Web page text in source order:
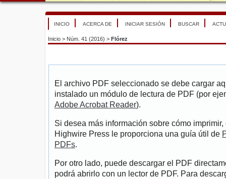
INICIO ACERCA DE INICIAR SESIÓN BUSCAR
Inicio > Núm. 41 (2016) > Flórez
El archivo PDF seleccionado se debe cargar
instalado un módulo de lectura de PDF (por
Adobe Acrobat Reader).
Si desea más información sobre cómo
Highwire Press le proporciona una guía útil de
PDFs.
Por otro lado, puede descargar el PDF
podrá abrirlo con un lector de PDF. Para